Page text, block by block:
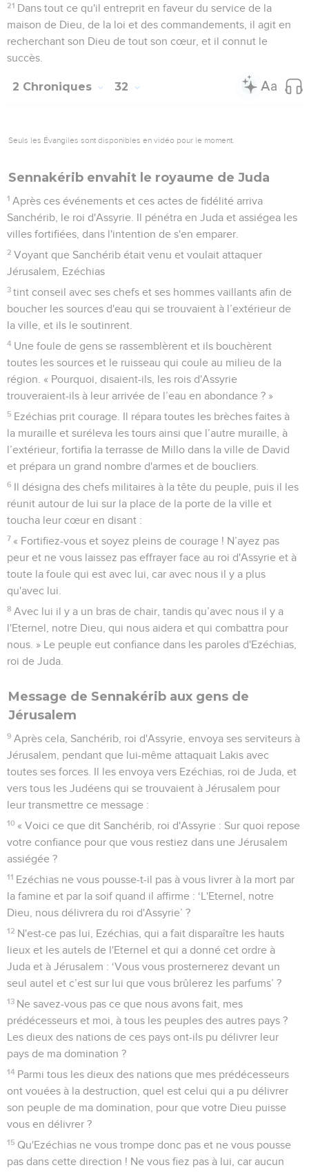
21 Dans tout ce qu'il entreprit en faveur du service de la
maison de Dieu, de la loi et des commandements, il agit en
recherchant son Dieu de tout son cœur, et il connut le
succès.
2 Chroniques 32
Seuls les Évangiles sont disponibles en vidéo pour le moment.
Sennakérib envahit le royaume de Juda
1 Après ces événements et ces actes de fidélité arriva
Sanchérib, le roi d'Assyrie. Il pénétra en Juda et assiégea les
villes fortifiées, dans l'intention de s'en emparer.
2 Voyant que Sanchérib était venu et voulait attaquer
Jérusalem, Ezéchias
3 tint conseil avec ses chefs et ses hommes vaillants afin de
boucher les sources d'eau qui se trouvaient à l’extérieur de
la ville, et ils le soutinrent.
4 Une foule de gens se rassemblèrent et ils bouchèrent
toutes les sources et le ruisseau qui coule au milieu de la
région. « Pourquoi, disaient-ils, les rois d'Assyrie
trouveraient-ils à leur arrivée de l’eau en abondance ? »
5 Ezéchias prit courage. Il répara toutes les brèches faites à
la muraille et suréleva les tours ainsi que l’autre muraille, à
l’extérieur, fortifia la terrasse de Millo dans la ville de David
et prépara un grand nombre d'armes et de boucliers.
6 Il désigna des chefs militaires à la tête du peuple, puis il les
réunit autour de lui sur la place de la porte de la ville et
toucha leur cœur en disant :
7 « Fortifiez-vous et soyez pleins de courage ! N’ayez pas
peur et ne vous laissez pas effrayer face au roi d'Assyrie et à
toute la foule qui est avec lui, car avec nous il y a plus
qu'avec lui.
8 Avec lui il y a un bras de chair, tandis qu’avec nous il y a
l'Eternel, notre Dieu, qui nous aidera et qui combattra pour
nous. » Le peuple eut confiance dans les paroles d'Ezéchias,
roi de Juda.
Message de Sennakérib aux gens de
Jérusalem
9 Après cela, Sanchérib, roi d'Assyrie, envoya ses serviteurs à
Jérusalem, pendant que lui-même attaquait Lakis avec
toutes ses forces. Il les envoya vers Ezéchias, roi de Juda, et
vers tous les Judéens qui se trouvaient à Jérusalem pour
leur transmettre ce message :
10 « Voici ce que dit Sanchérib, roi d'Assyrie : Sur quoi repose
votre confiance pour que vous restiez dans une Jérusalem
assiégée ?
11 Ezéchias ne vous pousse-t-il pas à vous livrer à la mort par
la famine et par la soif quand il affirme : ‘L'Eternel, notre
Dieu, nous délivrera du roi d'Assyrie’ ?
12 N'est-ce pas lui, Ezéchias, qui a fait disparaître les hauts
lieux et les autels de l'Eternel et qui a donné cet ordre à
Juda et à Jérusalem : ‘Vous vous prosternerez devant un
seul autel et c’est sur lui que vous brûlerez les parfums’ ?
13 Ne savez-vous pas ce que nous avons fait, mes
prédécesseurs et moi, à tous les peuples des autres pays ?
Les dieux des nations de ces pays ont-ils pu délivrer leur
pays de ma domination ?
14 Parmi tous les dieux des nations que mes prédécesseurs
ont vouées à la destruction, quel est celui qui a pu délivrer
son peuple de ma domination, pour que votre Dieu puisse
vous en délivrer ?
15 Qu'Ezéchias ne vous trompe donc pas et ne vous pousse
pas dans cette direction ! Ne vous fiez pas à lui, car aucun